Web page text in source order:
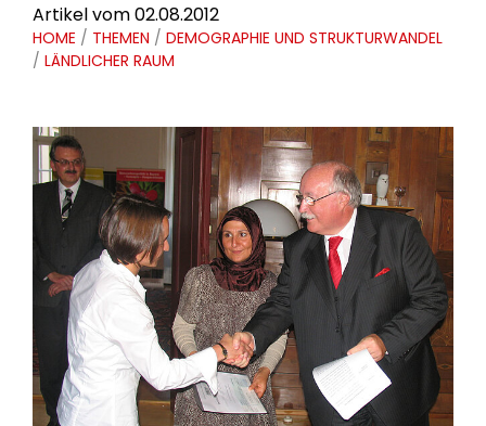
Artikel vom 02.08.2012
HOME / THEMEN / DEMOGRAPHIE UND STRUKTURWANDEL
/ LÄNDLICHER RAUM